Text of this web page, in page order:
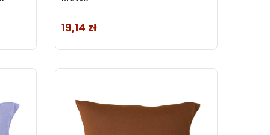
Cena
19,14 zł